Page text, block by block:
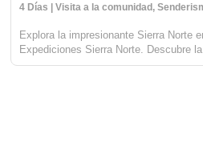
Explora la impresionante Sierra Norte
Expediciones Sierra Norte. Descubre
la belleza natural de las comunidades